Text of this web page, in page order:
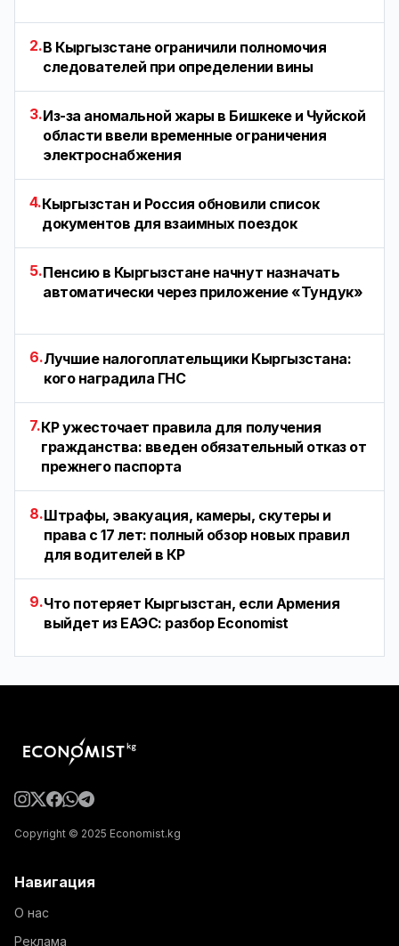
2.В Кыргызстане ограничили полномочия
следователей при определении вины
3.Из-за аномальной жары в Бишкеке и Чуйской
области ввели временные ограничения
электроснабжения
4.Кыргызстан и Россия обновили список
документов для взаимных поездок
5.Пенсию в Кыргызстане начнут назначать
автоматически через приложение «Тундук»
6.Лучшие налогоплательщики Кыргызстана:
кого наградила ГНС
7.КР ужесточает правила для получения
гражданства: введен обязательный отказ от
прежнего паспорта
8.Штрафы, эвакуация, камеры, скутеры и
права с 17 лет: полный обзор новых правил
для водителей в КР
9.Что потеряет Кыргызстан, если Армения
выйдет из ЕАЭС: разбор Economist
Copyright © 2025 Economist.kg
Навигация
О нас
Реклама